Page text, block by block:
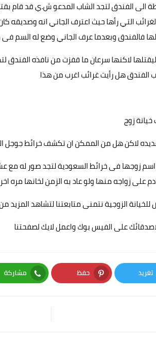
الى الفندق لتجد الشاب المدعو ش.ي قد قام
التي رأها حيث اعترف الجاني انه وصديقه
فالفندق وبعدما عرف الجاني وضع له السم
لاكنها سرعان ما قفزت من نافذه
الفندق هل رأيت غرائب اغرب من هذا
لاكن هل من الممكن ان تكشف خرائط جوجل
زوجها فى خرائط السعودية لتجد صور له مع
على زواجه منها ولو عاد به الزمن لخانها مره
على الفيس بوك واعمل لايك لصفحتنا
تغريد
Twitter
حفظ
Pinterest
مشاركة
Whatsapp